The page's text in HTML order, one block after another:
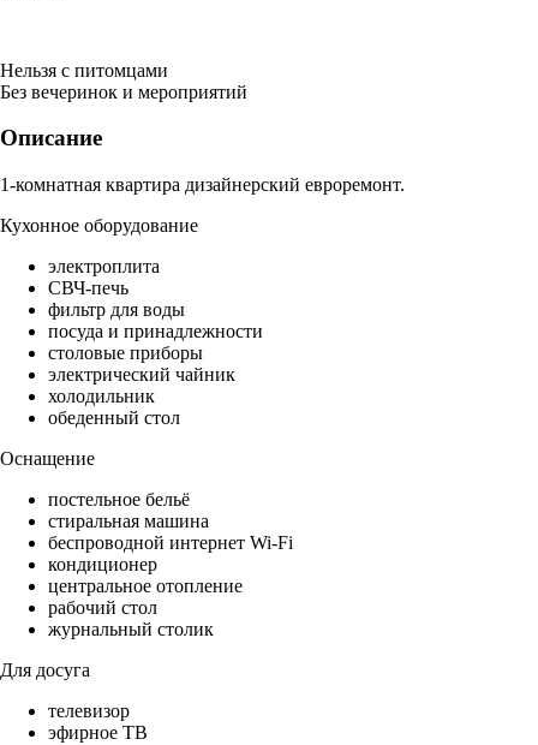
Нельзя с питомцами
Без вечеринок и мероприятий
Описание
1-комнатная квартира дизайнерский евроремонт.
Кухонное оборудование
электроплита
СВЧ-печь
фильтр для воды
посуда и принадлежности
столовые приборы
электрический чайник
холодильник
обеденный стол
Оснащение
постельное бельё
стиральная машина
беспроводной интернет Wi-Fi
кондиционер
центральное отопление
рабочий стол
журнальный столик
Для досуга
телевизор
эфирное ТВ